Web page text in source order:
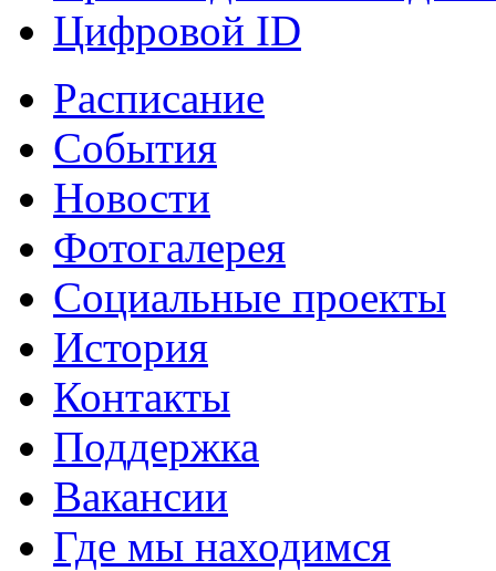
Цифровой ID
Расписание
События
Новости
Фотогалерея
Социальные проекты
История
Контакты
Поддержка
Вакансии
Где мы находимся